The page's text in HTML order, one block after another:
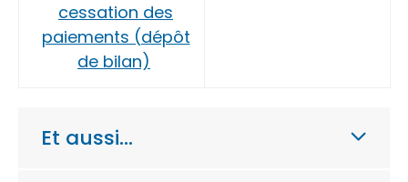
cessation des
paiements (dépôt
de bilan)
Et aussi…